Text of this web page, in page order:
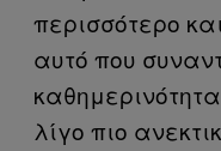
περισσότερο
αυτό που
λίγο πιο